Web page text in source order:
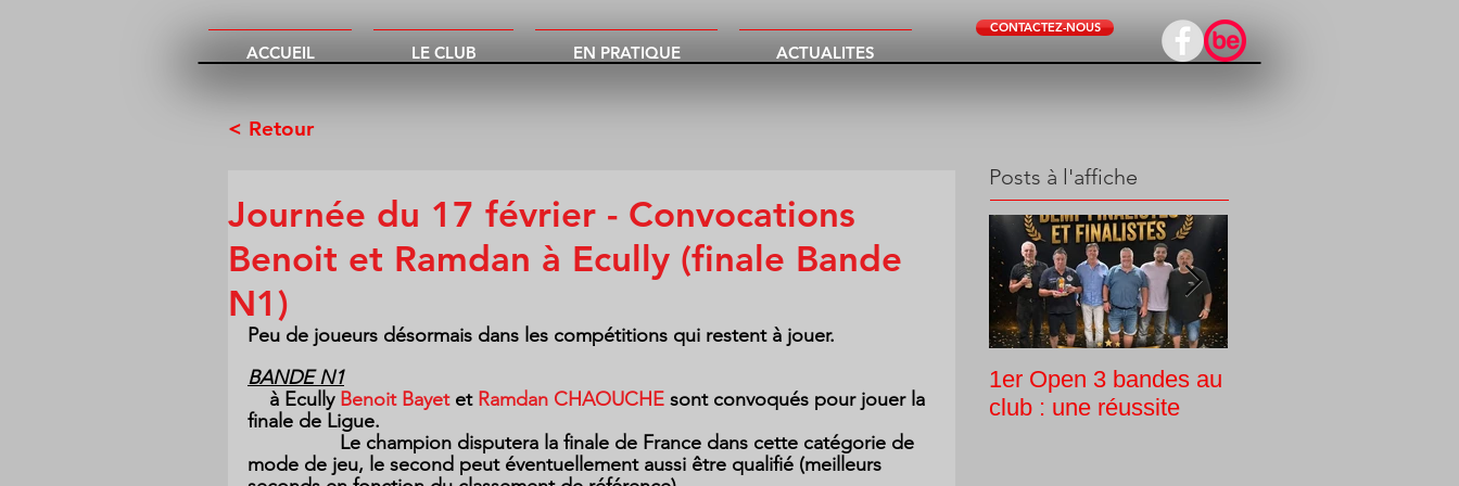
ACCUEIL LE CLUB EN PRATIQUE ACTUALITES
CONTACTEZ-NOUS
< Retour
Journée du 17 février - Convocations
Benoit et Ramdan à Ecully (finale Bande
N1)
Peu de joueurs désormais dans les compétitions qui restent à jouer.
BANDE N1
    à Ecully
Benoit Bayet et Ramdan CHAOUCHE sont convoqués pour jouer la
finale de Ligue.
mode de jeu, le second peut éventuellement aussi être qualifié (meilleurs
Posts à l'affiche
1er Open 3 bandes au
club : une réussite